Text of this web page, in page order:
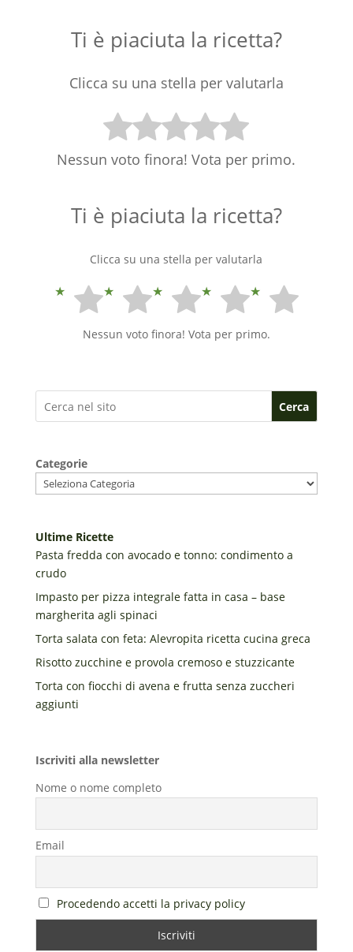
Ti è piaciuta la ricetta?
Clicca su una stella per valutarla
Nessun voto finora! Vota per primo.
Ti è piaciuta la ricetta?
Clicca su una stella per valutarla
Nessun voto finora! Vota per primo.
Cerca
Categorie
Ultime Ricette
Pasta fredda con avocado e tonno: condimento a
crudo
Impasto per pizza integrale fatta in casa – base
margherita agli spinaci
Torta salata con feta: Alevropita ricetta cucina greca
Risotto zucchine e provola cremoso e stuzzicante
Torta con fiocchi di avena e frutta senza zuccheri
aggiunti
Iscriviti alla newsletter
Nome o nome completo
Email
Procedendo accetti la privacy policy